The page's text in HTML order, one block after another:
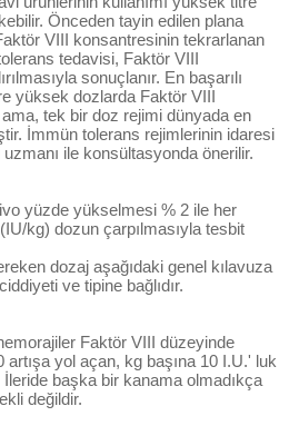
Önceden tayin edilen plana
VIII konsantresinin tekrarlanan
tedavisi, Faktör VIII
sonuçlanır. En başarılı
yüksek dozlarda Faktör VIII
ama, tek bir doz rejimi dünyada en
İmmün tolerans rejimlerinin idaresi
ile konsültasyonda önerilir.
yüzde yükselmesi % 2 ile her
kg) dozun çarpılmasıyla tesbit
dozaj aşağıdaki genel kılavuza
ve tipine bağlıdır.
Faktör VIII düzeyinde
yol açan, kg başına 10 I.U.' luk
başka bir kanama olmadıkça
değildir.